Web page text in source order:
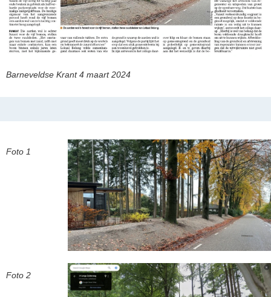
Barneveldse Krant 4 maart 2024
Foto 1
Foto 2